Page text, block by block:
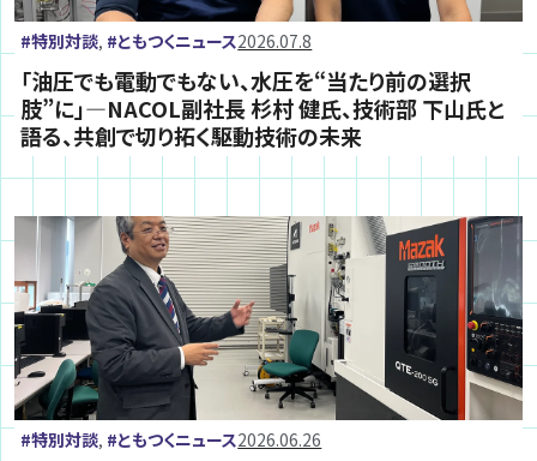
特別対談, ともつくニュース2026.07.8
「油圧でも電動でもない、水圧を“当たり前の選択
肢”に」―NACOL副社長 杉村 健氏、技術部 下山氏と
語る、共創で切り拓く駆動技術の未来
特別対談, ともつくニュース2026.06.26